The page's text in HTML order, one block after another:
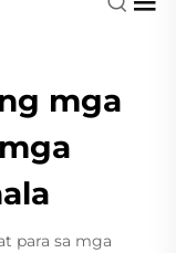
mga
para sa mga